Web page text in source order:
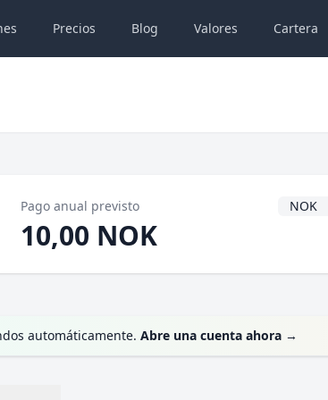
Precios Blog Valores Cartera
Pago anual previsto Divisa
10,00 NOK
automáticamente. Abre una cuenta ahora →